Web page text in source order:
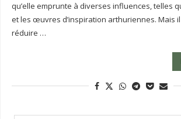
qu’elle emprunte à diverses influences, telles
et les œuvres d’inspiration arthuriennes. Mais
réduire …